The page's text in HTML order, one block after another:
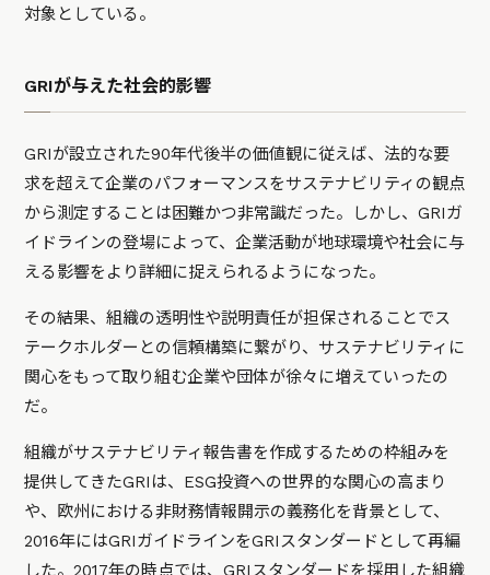
対象としている。
GRIが与えた社会的影響
GRIが設立された90年代後半の価値観に従えば、法的な要
求を超えて企業のパフォーマンスをサステナビリティの観点
から測定することは困難かつ非常識だった。しかし、GRIガ
イドラインの登場によって、企業活動が地球環境や社会に与
える影響をより詳細に捉えられるようになった。
その結果、組織の透明性や説明責任が担保されることでス
テークホルダーとの信頼構築に繋がり、サステナビリティに
関心をもって取り組む企業や団体が徐々に増えていったの
だ。
組織がサステナビリティ報告書を作成するための枠組みを
提供してきたGRIは、ESG投資への世界的な関心の高まり
や、欧州における非財務情報開示の義務化を背景として、
2016年にはGRIガイドラインをGRIスタンダードとして再編
した。2017年の時点では、GRIスタンダードを採用した組織